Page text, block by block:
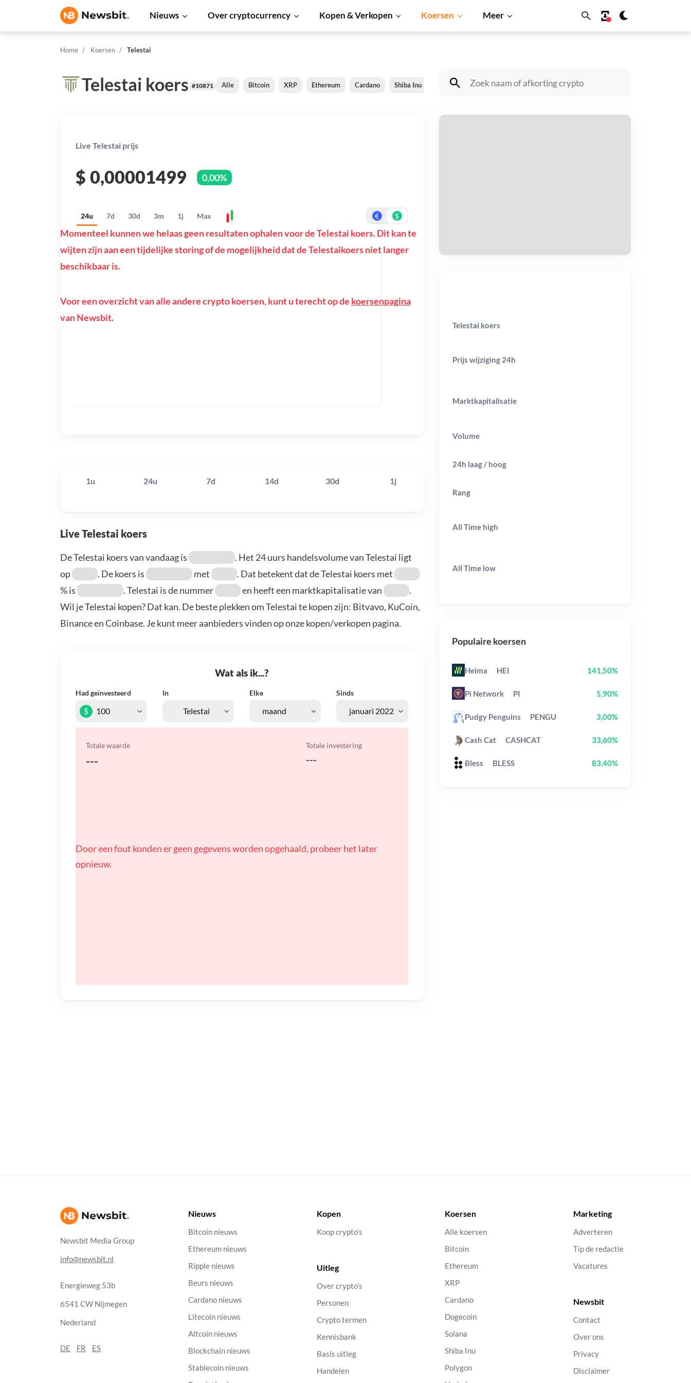
Nieuws Over cryptocurrency Kopen & Verkopen Koersen Meer
Home Koersen Telestai
Telestai koers #10871 Alle Bitcoin XRP Ethereum Cardano Shiba Inu Dogecoin Solana BNB
Live Telestai prijs
$ 0,00001499 0,00%
24u 7d 30d 3m 1j Max € $
Momenteel kunnen we helaas geen resultaten ophalen voor de Telestai koers. Dit kan te
wijten zijn aan een tijdelijke storing of de mogelijkheid dat de Telestaikoers niet langer
beschikbaar is.
Voor een overzicht van alle andere crypto koersen, kunt u terecht op de koersenpagina
van Newsbit.
1u 24u 7d 14d 30d 1j
Live Telestai koers
De Telestai koers van vandaag is
. Het 24 uurs handelsvolume van Telestai ligt
op
. De koers is met
. Dat betekent dat de Telestai koers met
% is
. Telestai is de nummer en heeft een marktkapitalisatie van
.
Wil je Telestai kopen? Dat kan. De beste plekken om Telestai te kopen zijn: Bitvavo, KuCoin,
Binance en Coinbase. Je kunt meer aanbieders vinden op onze kopen/verkopen pagina.
Wat als ik...?
Had geïnvesteerd In Elke Sinds
$
Totale waarde
---
Totale investering
---
Door een fout konden er geen gegevens worden opgehaald, probeer het later
opnieuw.
Telestai koers
Prijs wijziging 24h
Marktkapitalisatie
Volume
24h laag / hoog
Rang
All Time high
All Time low
Populaire koersen
Heima HEI 141,50%
Pi Network PI 5,90%
Pudgy Penguins PENGU 3,00%
Cash Cat CASHCAT 33,60%
Bless BLESS 83,40%
Newsbit Media Group
info@newsbit.nl
Energieweg 53b
6541 CW Nijmegen
Nederland
DE FR ES
Nieuws
Bitcoin nieuws
Ethereum nieuws
Ripple nieuws
Beurs nieuws
Cardano nieuws
Litecoin nieuws
Altcoin nieuws
Blockchain nieuws
Stablecoin nieuws
Kopen
Koop crypto’s
Uitleg
Over crypto’s
Personen
Crypto termen
Kennisbank
Basis uitleg
Handelen
Koersen
Alle koersen
Bitcoin
Ethereum
XRP
Cardano
Dogecoin
Solana
Shiba Inu
Polygon
Marketing
Adverteren
Tip de redactie
Vacatures
Newsbit
Contact
Over ons
Privacy
Disclaimer